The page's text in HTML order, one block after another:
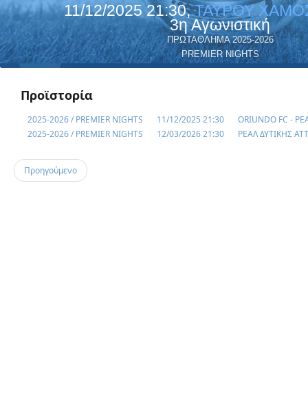
11/12/2025 21:30,ΤΑΥΡΟΥ
3η Αγωνιστική
ΠΡΩΤΑΘΛΗΜΑ 2025-2026
PREMIER NIGHTS
Προϊστορία
2025-2026 / PREMIER NIGHTS 11/12/2025 21:30
ORIUNDO FC -
2025-2026 / PREMIER NIGHTS
12/03/2026 21:30 ΡΕΑΛ ΔΥΤΙΚΗΣ
Προηγούμενο